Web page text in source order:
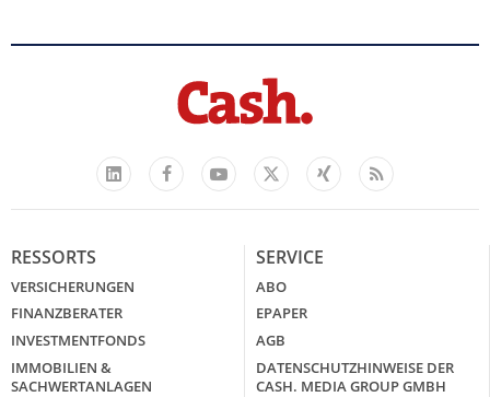
LinkedIn
FacebookYouTube
X
Xing Feed
RESSORTS
VERSICHERUNGEN
FINANZBERATER
INVESTMENTFONDS
IMMOBILIEN &
SACHWERTANLAGEN
SERVICE
ABO
EPAPER
AGB
DATENSCHUTZHINWEISE DER
CASH. MEDIA GROUP GMBH